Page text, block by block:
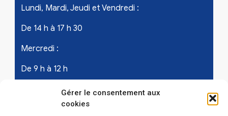
Gérer le consentement aux
cookies
Lundi, Mardi, Jeudi et Vendredi :
De 14 h à 17 h 30
Mercredi :
De 9 h à 12 h
Samedi - les 1er et 3ème de chaque mois :
De 9 h à 12 h